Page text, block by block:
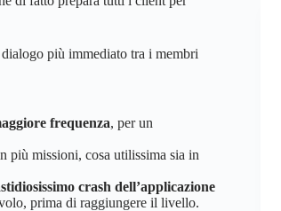
più immediato tra i membri
frequenza, per un
più missioni, cosa utilissima sia in
crash dell’applicazione
prima di raggiungere il livello.